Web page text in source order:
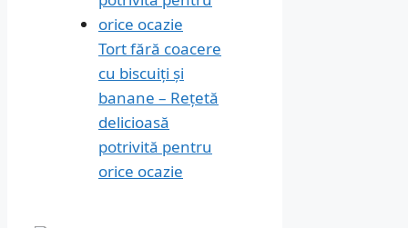
Tort fără coacere
cu biscuiți și
banane – Rețetă
delicioasă
potrivită pentru
orice ocazie